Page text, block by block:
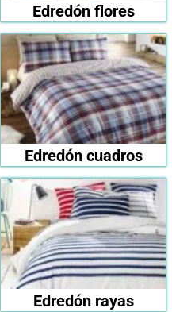
Edredón flores
Edredón cuadros
Edredón rayas